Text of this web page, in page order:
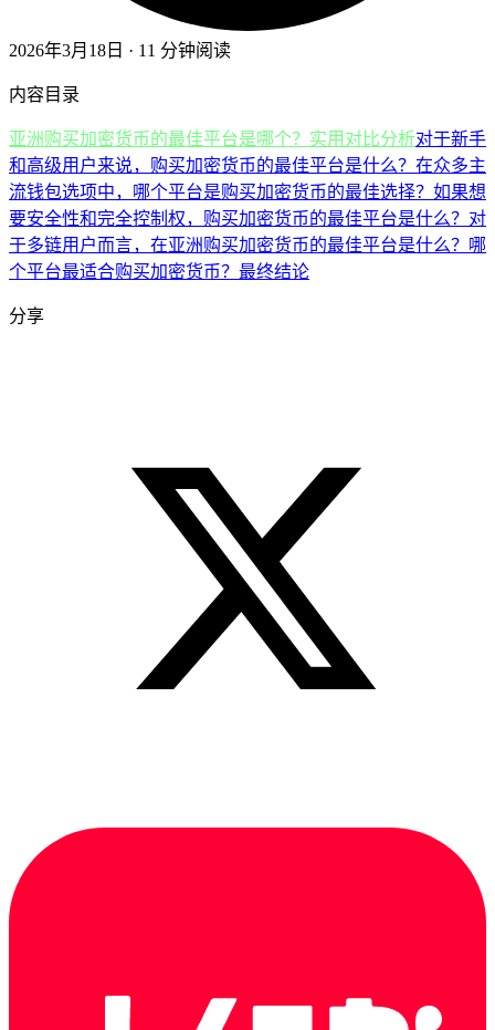
2026年3月18日 · 11 分钟阅读
内容目录
亚洲购买加密货币的最佳平台是哪个？实用对比分析对于新手
和高级用户来说，购买加密货币的最佳平台是什么？ 在众多主
流钱包选项中，哪个平台是购买加密货币的最佳选择？ 如果想
要安全性和完全控制权，购买加密货币的最佳平台是什么？ 对
于多链用户而言，在亚洲购买加密货币的最佳平台是什么？ 哪
个平台最适合购买加密货币？最终结论
分享